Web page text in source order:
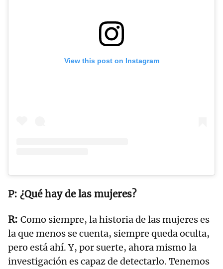
View this post on Instagram
¿Qué hay de las mujeres?
Como siempre, la historia de las mujeres es
la que menos se cuenta, siempre queda oculta,
pero está ahí. Y, por suerte, ahora mismo la
investigación es capaz de detectarlo. Tenemos